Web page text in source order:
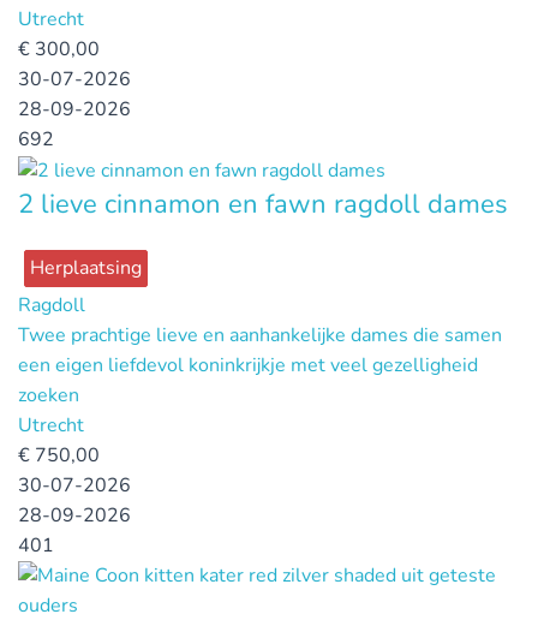
Utrecht
€ 300,00
30-07-2026
28-09-2026
692
2 lieve cinnamon en fawn ragdoll dames
Herplaatsing
Ragdoll
Twee prachtige lieve en aanhankelijke dames die samen
een eigen liefdevol koninkrijkje met veel gezelligheid
zoeken
Utrecht
€ 750,00
30-07-2026
28-09-2026
401